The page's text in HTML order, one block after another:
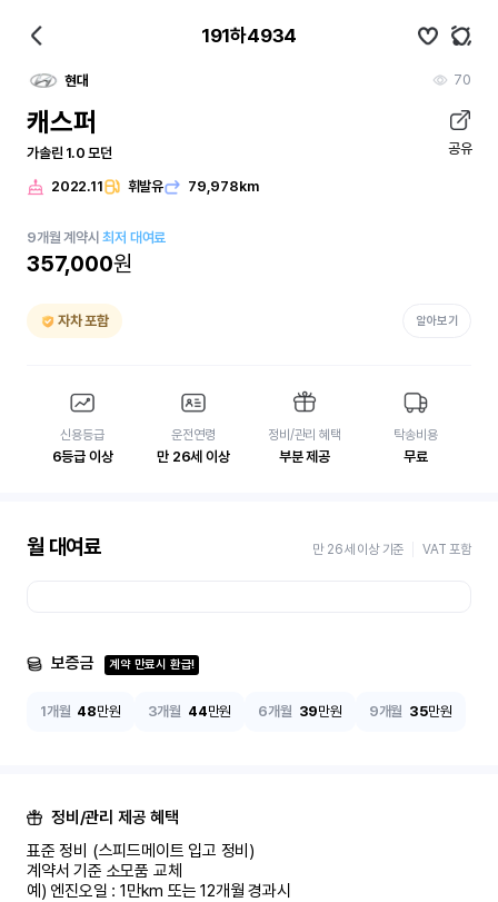
191하4934
현대 70
캐스퍼
가솔린 1.0 모던 공유
2022.11 휘발유 79,978km
9개월 계약시최저 대여료
357,000원
자차 포함 알아보기
신용등급
6등급 이상
운전연령
만 26세 이상
정비/관리 혜택
부분 제공
탁송비용
무료
월 대여료 만 26세 이상 기준 VAT 포함
보증금 계약 만료시 환급!
1개월 48만원 3개월 44만원 6개월 39만원 9개월 35만원
정비/관리 제공 혜택
표준 정비 (스피드메이트 입고 정비)
계약서 기준 소모품 교체
예) 엔진오일 : 1만km 또는 12개월 경과시